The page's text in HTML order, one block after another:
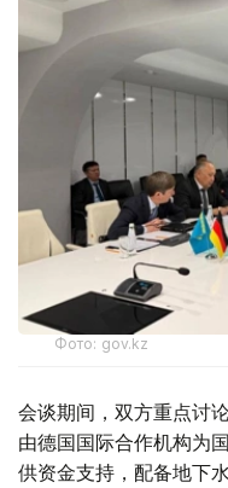
Фото: gov.kz
会谈期间，双方重点讨
由德国国际合作机构为
供资金支持，配备地下